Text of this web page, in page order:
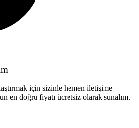
için sizinle hemen iletişime
en doğru fiyatı ücretsiz olarak sunalım.